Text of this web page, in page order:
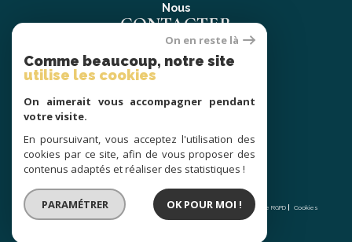
Nous
CONTACTER
02 40 21 91 13
contact@prestige-atlantique.fr
SUIVRE
© 2026 | Tous droits réservés | Traduction powered by Google |
Nos honoraires
Plan du site Mentions légales Admin Partenaires Politique RGPD Cookies
On en reste là
Comme beaucoup, notre site
utilise les cookies
On aimerait vous accompagner pendant
votre visite.
En poursuivant, vous acceptez l'utilisation des
cookies par ce site, afin de vous proposer des
contenus adaptés et réaliser des statistiques !
PARAMÉTRER OK POUR MOI !